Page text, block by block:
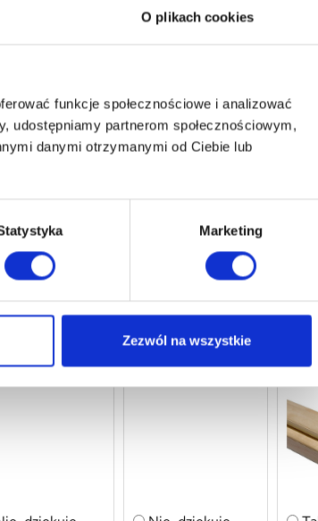
O plikach cookies
funkcje społecznościowe i analizować
partnerom społecznościowym,
danymi otrzymanymi od Ciebie lub
Marketing
Zezwól na wszystkie
- SKRZYDŁA SOSNOWE
4 mm
166,00 zł
Szyba mleczna -
BEZSĘCZNA